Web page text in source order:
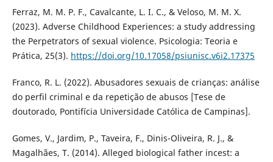
Ferraz, M. M. P. F., Cavalcante, L. I. C., & Veloso, M. M. X.
(2023). Adverse Childhood Experiences: a study addressing
the Perpetrators of sexual violence. Psicologia: Teoria e
Prática, 25(3). https://doi.org/10.17058/psiunisc.v6i2.17375
Franco, R. L. (2022). Abusadores sexuais de crianças: análise
do perfil criminal e da repetição de abusos [Tese de
doutorado, Pontifícia Universidade Católica de Campinas].
Gomes, V., Jardim, P., Taveira, F., Dinis-Oliveira, R. J., &
Magalhães, T. (2014). Alleged biological father incest: a